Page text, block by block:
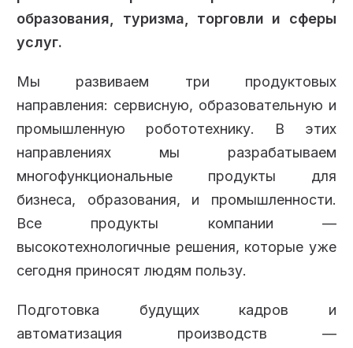
образования, туризма, торговли и сферы
услуг.
Мы развиваем три продуктовых
направления: сервисную, образовательную и
промышленную робототехнику. В этих
направлениях мы разрабатываем
многофункциональные продукты для
бизнеса, образования, и промышленности.
Все продукты компании —
высокотехнологичные решения, которые уже
сегодня приносят людям пользу.
Подготовка будущих кадров и
автоматизация производств —